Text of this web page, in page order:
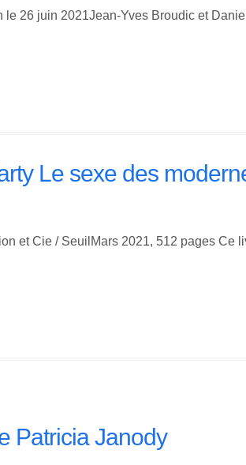
26 juin 2021Jean-Yves Broudic et
Le sexe des
et Cie / SeuilMars 2021, 512 pages Ce
Patricia Janody